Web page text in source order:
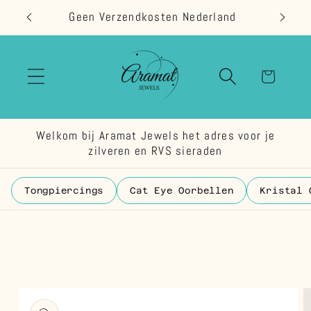
naar de
content
Geen Verzendkosten Nederland
Welkom bij Aramat Jewels het adres voor je
zilveren en RVS sieraden
Tongpiercings Cat Eye Oorbellen Kristal
direct naar